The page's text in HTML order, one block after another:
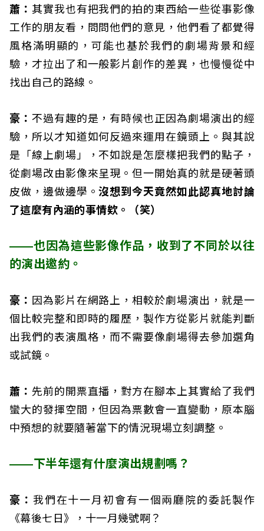
蕭： 其實我也有把我們的拍的東西給一些從事影像
工作的朋友看，問問他們的意見，他們看了都覺得
風格滿明顯的，可能也基於我們的劇場背景和經
驗，才拉出了和一般影片創作的差異，也慢慢從中
找出自己的路線。
豪： 不過有趣的是，有時候也正因為劇場演出的經
驗，所以才知道如何反過來運用在鏡頭上。與其說
是「線上劇場」，不如說是怎麼樣把我們的點子，
從劇場改由影像來呈現。但一開始真的就是硬著頭
皮做，邊做邊學。沒想到今天竟然如此認真地討論
了這麼有內涵的事情欸。（笑）
——也因為這些影像作品，收到了不同於以往
的演出邀約。
豪： 因為影片在網路上，相較於劇場演出，就是一
個比較完整和即時的履歷，製作方從影片就能判斷
出我們的表演風格，而不需要像劇場得去參加選角
或試鏡。
蕭： 先前的開票直播，對方在腳本上其實給了我們
蠻大的發揮空間，但因為票數會一直變動，原本腦
中預想的就要隨著當下的情況現場立刻調整。
——下半年還有什麼演出規劃嗎？
豪： 我們在十一月初會有一個兩廳院的委託製作
《幕後七日》，十一月幾號啊？